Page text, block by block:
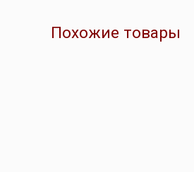
Похожие товары